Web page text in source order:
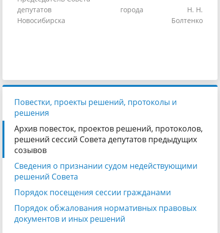
депутатов города
Новосибирска
Н. Н.
Болтенко
Повестки, проекты решений, протоколы и
решения
Архив повесток, проектов решений, протоколов,
решений сессий Совета депутатов предыдущих
созывов
Сведения о признании судом недействующими
решений Совета
Порядок посещения сессии гражданами
Порядок обжалования нормативных правовых
документов и иных решений